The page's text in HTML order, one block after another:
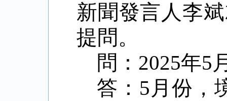
新聞發言人李
提問。
問： 2025年5
答： 5 月份，